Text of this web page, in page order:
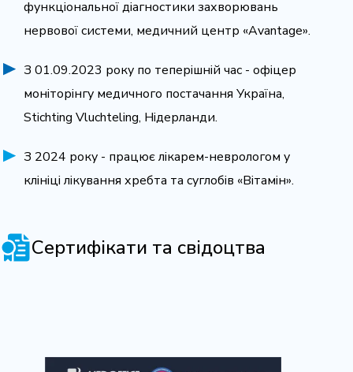
функціональної діагностики захворювань
нервової системи, медичний центр «Avantage».
З 01.09.2023 року по теперішній час - офіцер
моніторінгу медичного постачання Україна,
Stichting Vluchteling, Нідерланди.
З 2024 року - працює лікарем-неврологом у
клініці лікування хребта та суглобів «Вітамін».
Сертифікати та свідоцтва